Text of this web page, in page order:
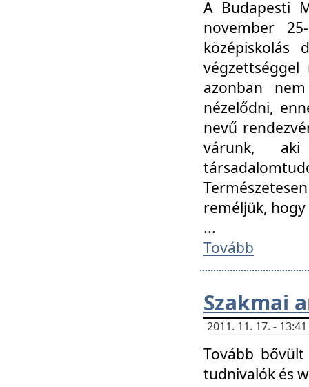
A Budapesti
november
középiskolás
azonban
nézelődni,
nevű
várunk, aki
reméljük,
...
Tovább
Szakmai
2011. 11. 17. -
Tovább bővült
tudnivalók és